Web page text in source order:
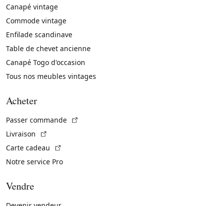
Canapé vintage
Commode vintage
Enfilade scandinave
Table de chevet ancienne
Canapé Togo d'occasion
Tous nos meubles vintages
Acheter
Passer commande
Livraison
Carte cadeau
Notre service Pro
Vendre